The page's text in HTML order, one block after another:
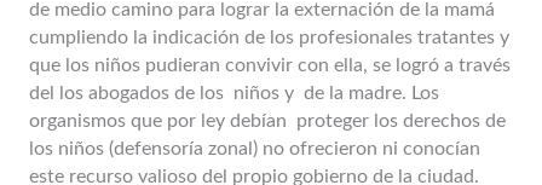
de medio camino para lograr la externación de la mamá
cumpliendo la indicación de los profesionales tratantes y
que los niños pudieran convivir con ella, se logró a través
del los abogados de los niños y de la madre. Los
organismos que por ley debían proteger los derechos de
los niños (defensoría zonal) no ofrecieron ni conocían
este recurso valioso del propio gobierno de la ciudad.